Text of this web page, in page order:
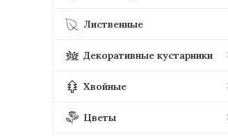
Лиственные
Декоративные кустарники
Хвойные
Цветы